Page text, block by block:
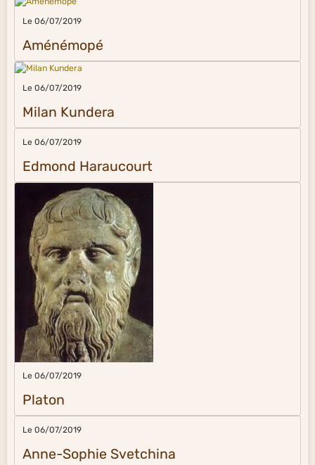
Le 06/07/2019
Aménémopé
Le 06/07/2019
Milan Kundera
Le 06/07/2019
Edmond Haraucourt
Le 06/07/2019
Platon
Le 06/07/2019
Anne-Sophie Svetchina